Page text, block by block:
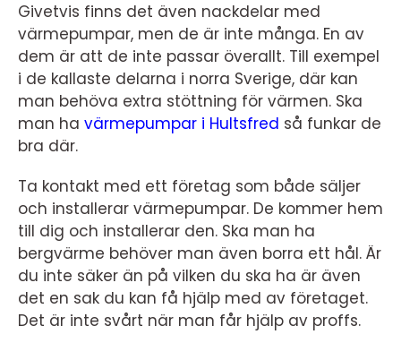
Givetvis finns det även nackdelar med
värmepumpar, men de är inte många. En av
dem är att de inte passar överallt. Till exempel
i de kallaste delarna i norra Sverige, där kan
man behöva extra stöttning för värmen. Ska
man ha värmepumpar i Hultsfred så funkar de
bra där.
Ta kontakt med ett företag som både säljer
och installerar värmepumpar. De kommer hem
till dig och installerar den. Ska man ha
bergvärme behöver man även borra ett hål. Är
du inte säker än på vilken du ska ha är även
det en sak du kan få hjälp med av företaget.
Det är inte svårt när man får hjälp av proffs.